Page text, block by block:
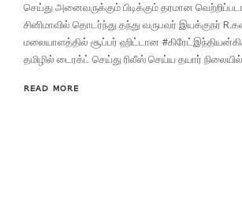
செய்து அனைவருக்கும் பிடிக்கும் தரமான
சினிமாவில் தொடர்ந்து தந்து வருபவர் இயக்குநர்
மலையாளத்தில் சூப்பர் ஹிட்டான
தமிழில் டைரக்ட் செய்து ரிலீஸ் செய்ய தயார்
READ MORE